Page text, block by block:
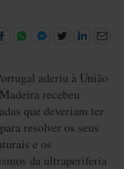
aderiu à União
recebeu
que deveriam ter
resolver os seus
e os
da ultraperiferia